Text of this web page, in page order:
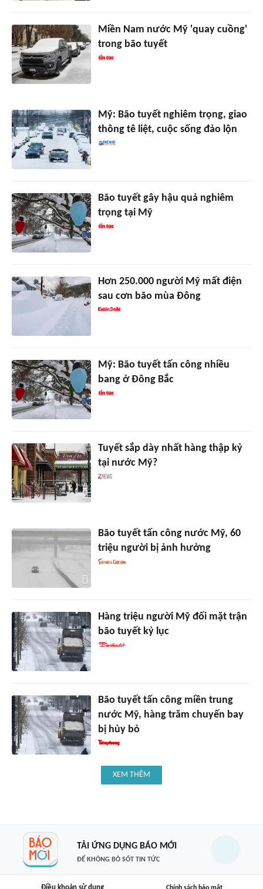
Miền Nam nước Mỹ 'quay cuồng'
trong bão tuyết
Mỹ: Bão tuyết nghiêm trọng, giao
thông tê liệt, cuộc sống đảo lộn
Bão tuyết gây hậu quả nghiêm
trọng tại Mỹ
Hơn 250.000 người Mỹ mất điện
sau cơn bão mùa Đông
Mỹ: Bão tuyết tấn công nhiều
bang ở Đông Bắc
Tuyết sắp dày nhất hàng thập kỷ
tại nước Mỹ?
Bão tuyết tấn công nước Mỹ, 60
triệu người bị ảnh hưởng
Hàng triệu người Mỹ đối mặt trận
bão tuyết kỷ lục
Bão tuyết tấn công miền trung
nước Mỹ, hàng trăm chuyến bay
bị hủy bỏ
XEM THÊM
TẢI ỨNG DỤNG BÁO MỚI
ĐỂ KHÔNG BỎ SÓT TIN TỨC